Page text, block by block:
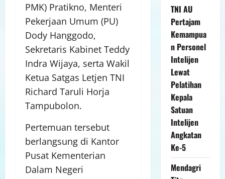
PMK) Pratikno, Menteri
Pekerjaan Umum (PU)
Dody Hanggodo,
Sekretaris Kabinet Teddy
Indra Wijaya, serta Wakil
Ketua Satgas Letjen TNI
Richard Taruli Horja
Tampubolon.
Pertemuan tersebut
berlangsung di Kantor
Pusat Kementerian
Dalam Negeri
TNI AU
Pertajam
Kemampua
n Personel
Intelijen
Lewat
Pelatihan
Kepala
Satuan
Intelijen
Angkatan
Ke-5
Mendagri